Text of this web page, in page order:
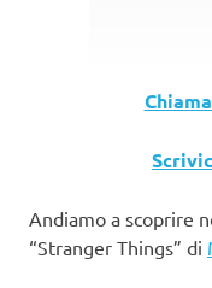
Andiamo a scoprire
“Stranger Things” di